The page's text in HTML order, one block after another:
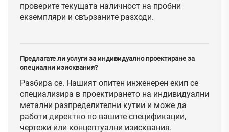
проверите текущата наличност на пробни
екземпляри и свързаните разходи.
Предлагате ли услуги за индивидуално проектиране за
специални изисквания?
Разбира се. Нашият опитен инженерен екип се
специализира в проектирането на индивидуални
метални разпределителни кутии и може да
работи директно по вашите спецификации,
чертежи или концептуални изисквания.